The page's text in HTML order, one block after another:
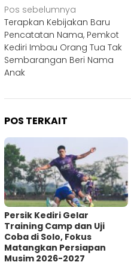
Navigasi
pos
Pos sebelumnya
Terapkan Kebijakan Baru
Pencatatan Nama, Pemkot
Kediri Imbau Orang Tua Tak
Sembarangan Beri Nama
Anak
POS TERKAIT
Persik Kediri Gelar
Training Camp dan Uji
Coba di Solo, Fokus
Matangkan Persiapan
Musim 2026-2027